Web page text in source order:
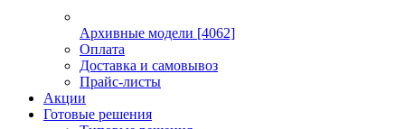
Архивные модели [4062]
Оплата
Доставка и самовывоз
Прайс-листы
Акции
Готовые решения